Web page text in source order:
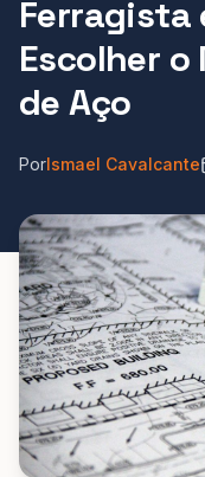
Ferragista
Escolher
de Aço
PorIsmael Cavalcante